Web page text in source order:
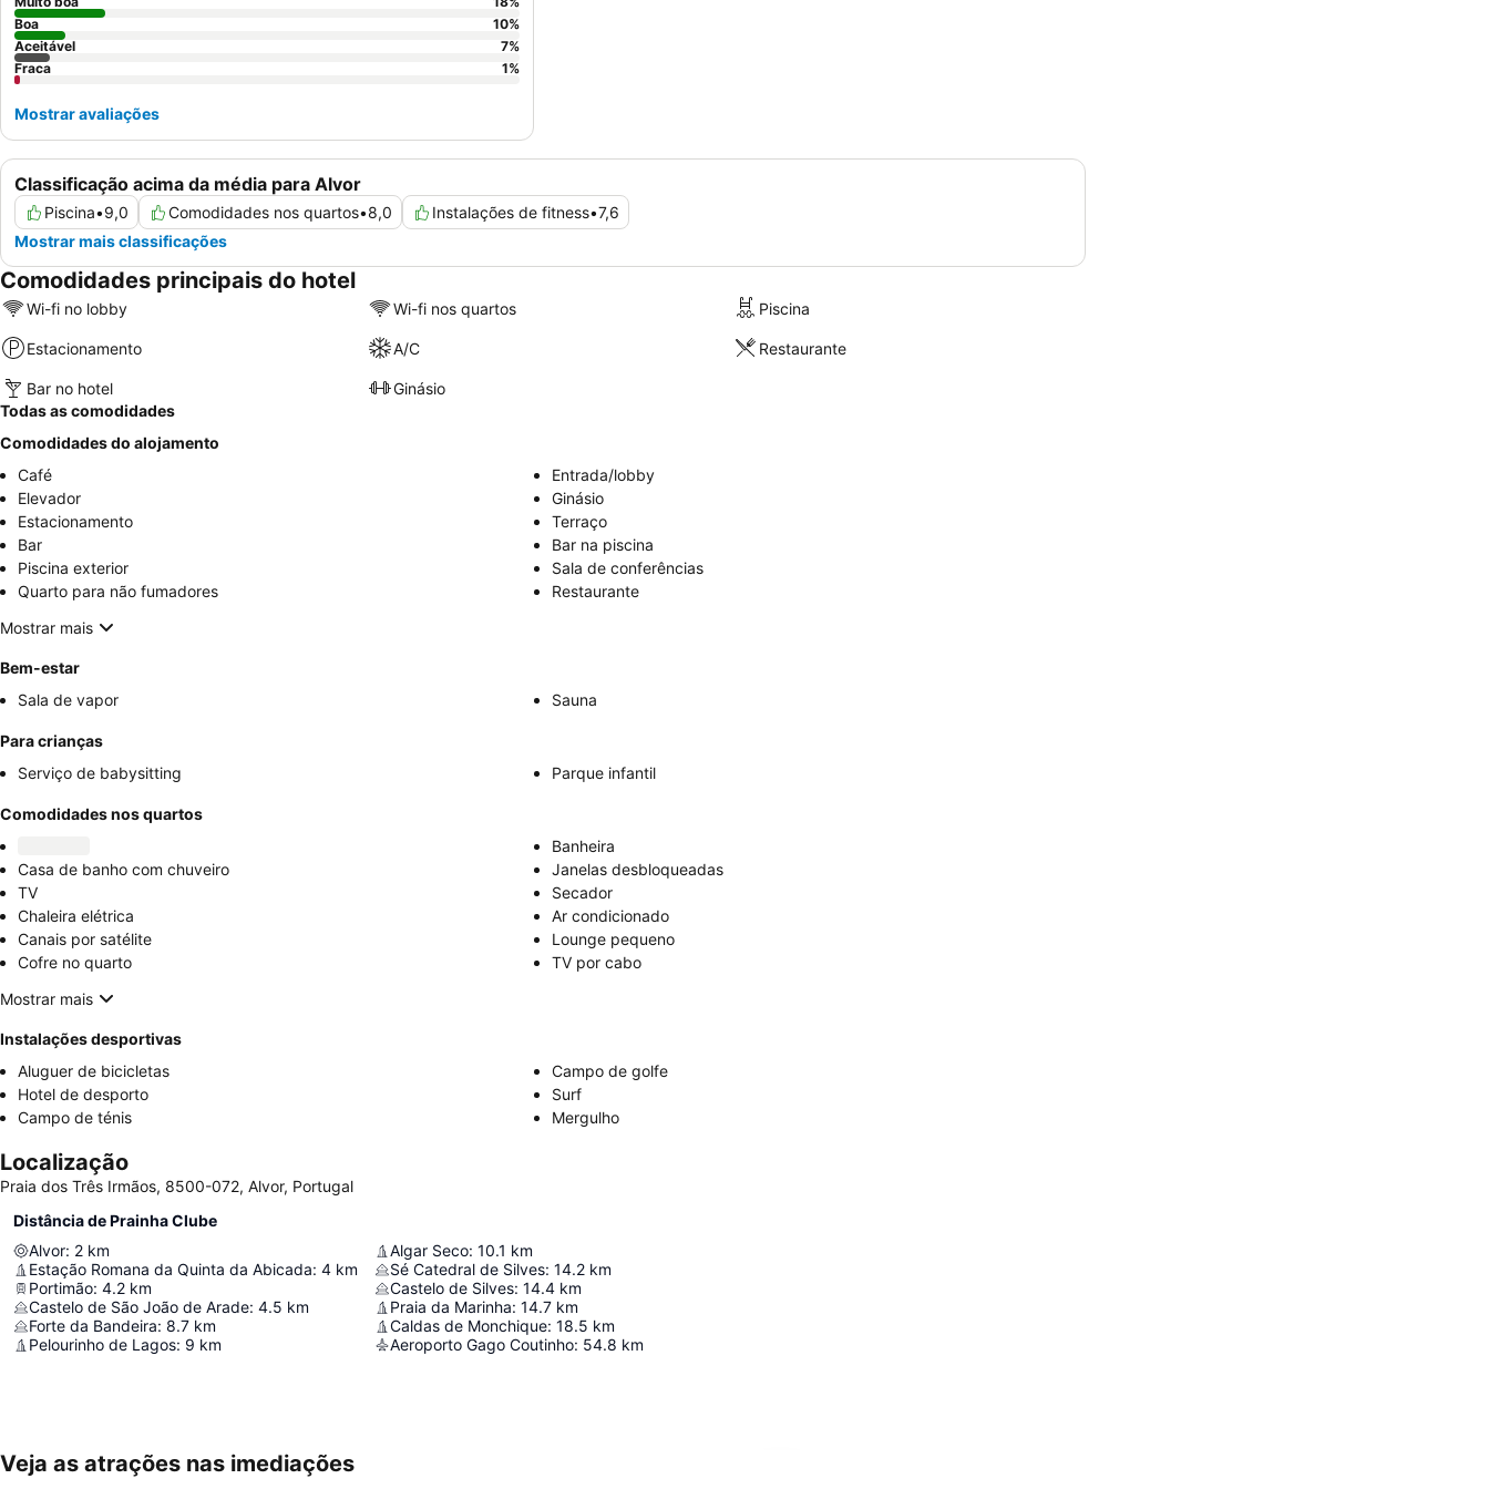
Classificação acima da média para Alvor
Piscina•9,0 Comodidades nos quartos•8,0 Instalações de fitness•7,6
Mostrar mais classificações
Boa
10%
Aceitável
7%
Fraca
1%
Mostrar avaliações
Comodidades principais do hotel
Wi-fi no lobby Wi-fi nos quartos Piscina
Estacionamento A/C Restaurante
Bar no hotel
Ginásio
Todas as comodidades
Comodidades do alojamento
Café
Entrada/lobby
Elevador
Ginásio
Estacionamento
Terraço
Bar
Bar na piscina
Piscina exterior
Sala de conferências
Quarto para não fumadores
Restaurante
Mostrar mais
Bem-estar
Sala de vapor
Sauna
Para crianças
Serviço de babysitting
Parque infantil
Comodidades nos quartos
Banheira
Casa de banho com chuveiro
Janelas desbloqueadas
TV
Secador
Chaleira elétrica
Ar condicionado
Canais por satélite
Lounge pequeno
Cofre no quarto
TV por cabo
Mostrar mais
Instalações desportivas
Aluguer de bicicletas
Campo de golfe
Hotel de desporto
Surf
Campo de ténis
Mergulho
Localização
Praia dos Três Irmãos, 8500-072, Alvor, Portugal
Distância de Prainha Clube
Alvor: 2 km
Estação Romana da Quinta da Abicada: 4 km
Portimão: 4.2 km
Castelo de São João de Arade: 4.5 km
Forte da Bandeira: 8.7 km
Pelourinho de Lagos: 9 km
Algar Seco: 10.1 km
Sé Catedral de Silves: 14.2 km
Castelo de Silves: 14.4 km
Praia da Marinha: 14.7 km
Caldas de Monchique: 18.5 km
Aeroporto Gago Coutinho: 54.8 km
Veja as atrações nas imediações